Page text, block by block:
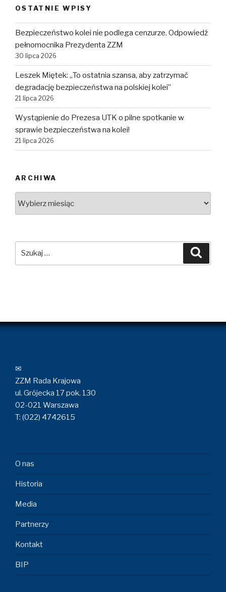
OSTATNIE WPISY
Bezpieczeństwo kolei nie podlega cenzurze. Odpowiedź
pełnomocnika Prezydenta ZZM
30 lipca 2026
Leszek Miętek: „To ostatnia szansa, aby zatrzymać
degradację bezpieczeństwa na polskiej kolei”
21 lipca 2026
Wystąpienie do Prezesa UTK o pilne spotkanie w
sprawie bezpieczeństwa na kolei!
21 lipca 2026
ARCHIWA
✉
ZZM Rada Krajowa
ul. Grójecka 17 pok. 130
02-021 Warszawa
T: (022) 4742615
O nas
Historia
Media
Partnerzy
Kontakt
BIP